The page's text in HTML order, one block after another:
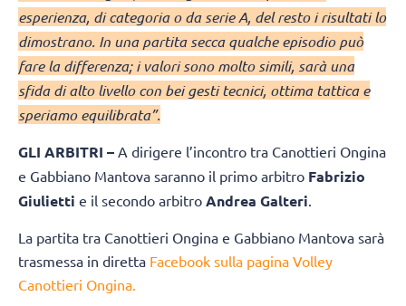
esperienza, di categoria o da serie A, del resto i risultati lo
dimostrano. In una partita secca qualche episodio può
fare la differenza; i valori sono molto simili, sarà una
sfida di alto livello con bei gesti tecnici, ottima tattica e
speriamo equilibrata”.
GLI ARBITRI – A dirigere l’incontro tra Canottieri Ongina
e Gabbiano Mantova saranno il primo arbitro Fabrizio
Giulietti e il secondo arbitro Andrea Galteri
La partita tra Canottieri Ongina e Gabbiano Mantova sarà
trasmessa in diretta Facebook sulla pagina Volley
Canottieri Ongina.